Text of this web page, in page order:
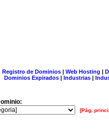
Registro de Dominios| Web Hosting |
Dominios Expirados | Industrias |
[Pág.